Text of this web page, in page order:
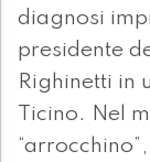
diagnosi
presidente
Righinetti in
Ticino. Nel